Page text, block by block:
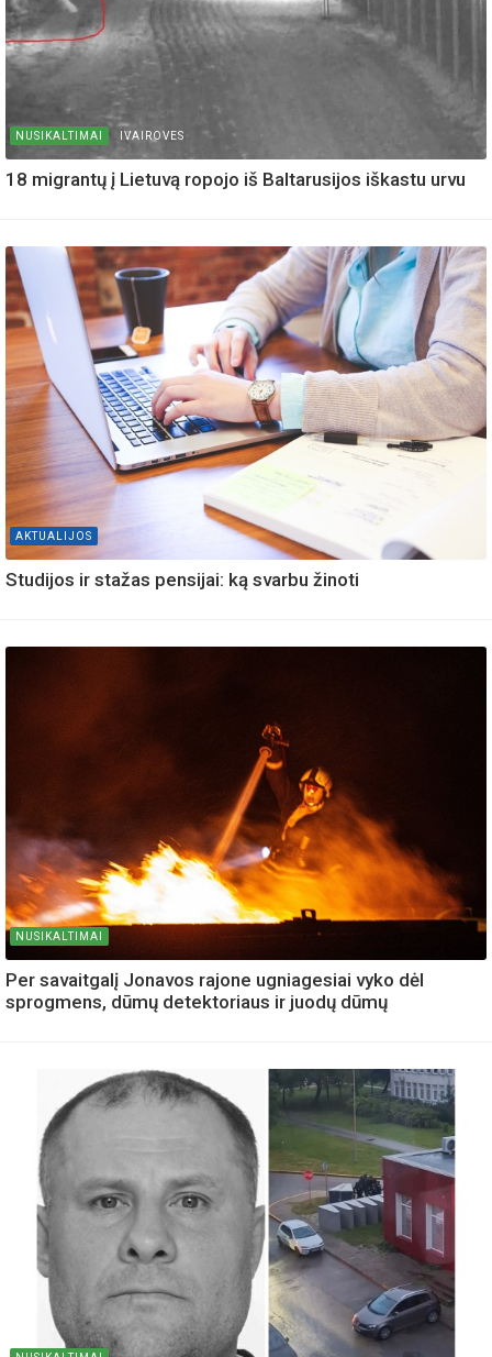
NUSIKALTIMAI IVAIROVES
18 migrantų į Lietuvą ropojo iš Baltarusijos iškastu urvu
AKTUALIJOS
Studijos ir stažas pensijai: ką svarbu žinoti
NUSIKALTIMAI
Per savaitgalį Jonavos rajone ugniagesiai vyko dėl
sprogmens, dūmų detektoriaus ir juodų dūmų